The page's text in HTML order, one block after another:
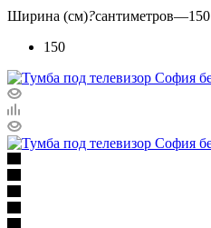
Ширина (см)?сантиметров—150
150